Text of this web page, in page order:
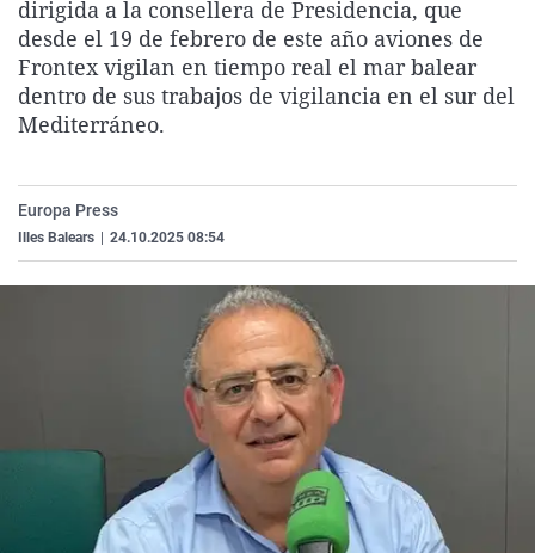
La rosa de los vientos
Gente viajera
Como el perro y el
Caso
Retornados
Equipo de
Extremadura
Galicia
La Rioja
País Vasco
Virales
Televisión
Elecciones
dirigida a la consellera de Presidencia, que
desde el 19 de febrero de este año aviones de
Frontex vigilan en tiempo real el mar balear
dentro de sus trabajos de vigilancia en el sur del
Mediterráneo.
Europa Press
Illes Balears 24.10.2025 08:54